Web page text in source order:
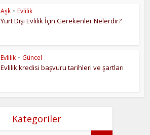
Aşk • Evlilik
Yurt Dışı Evlilik İçin Gerekenler Nelerdir?
Evlilik • Güncel
Evlilik kredisi başvuru tarihleri ve şartları
Kategoriler